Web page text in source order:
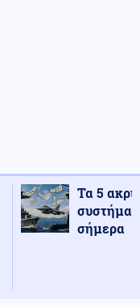
Τα 5
σήμερα